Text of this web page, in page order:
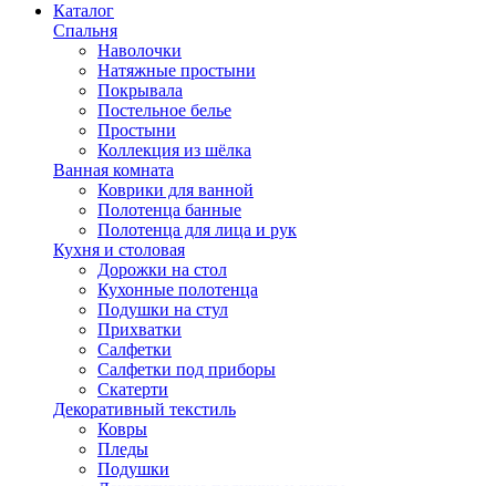
Каталог
Спальня
Наволочки
Натяжные простыни
Покрывала
Постельное белье
Простыни
Коллекция из шёлка
Ванная комната
Коврики для ванной
Полотенца банные
Полотенца для лица и рук
Кухня и столовая
Дорожки на стол
Кухонные полотенца
Подушки на стул
Прихватки
Салфетки
Салфетки под приборы
Скатерти
Декоративный текстиль
Ковры
Пледы
Подушки